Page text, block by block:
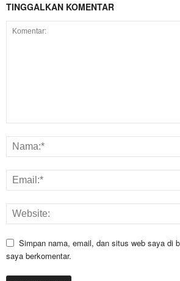
TINGGALKAN KOMENTAR
Simpan nama, email, dan situs web saya di
saya berkomentar.